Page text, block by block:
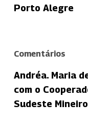
Porto Alegre
Comentários
Andréa. Maria
com o
Sudeste Mineiro